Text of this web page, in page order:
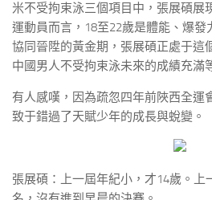
米不受拘束泳三個項目中，張展碩展
運動員而言，18至22歲是體能、爆發
協同晉陞的黃金期，張展碩正處于這
中國男人不受拘束泳未來的成績充滿
有人感嘆，因為疏忽四年前陜西全運
致于錯過了天賦少年的成長與蛻變。
張展碩：上一屆年紀小，才14歲。上